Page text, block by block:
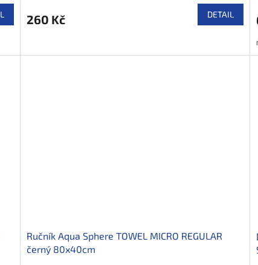
260 Kč DETAIL
Ručník Aqua Sphere TOWEL MICRO REGULAR
černý 80x40cm